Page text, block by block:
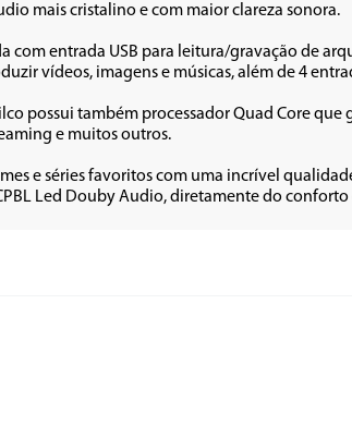
mais cristalino e com maior clareza sonora.
com entrada USB para leitura/gravação de
vídeos, imagens e músicas, além de 4
possui também processador Quad Core
e muitos outros.
e séries favoritos com uma incrível
Led Douby Audio, diretamente do conforto